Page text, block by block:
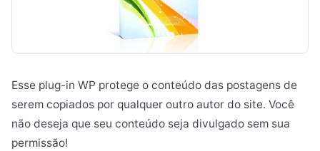
Esse plug-in WP protege o conteúdo das postagens de
serem copiados por qualquer outro autor do site. Você
não deseja que seu conteúdo seja divulgado sem sua
permissão!